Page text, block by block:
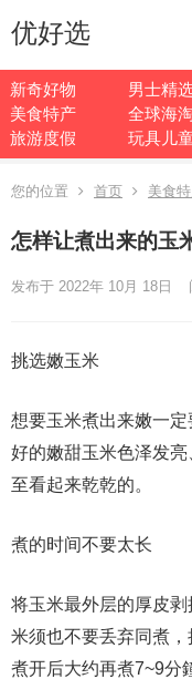
优好选
新奇好物 男士精
美食特产
全球海淘
旅游度假
玩具儿
您的位置 首页 美食
怎样让煮出来的玉
发布于 2022年 10月 18日
挑选嫩玉米
想要玉米煮出来嫩一定
好的嫩甜玉米色泽发
至看起来乾乾的。
煮的时间不要太长
将玉米最外层的厚皮
米须也不要丢弃同煮，
煮开后大约再煮7~9分